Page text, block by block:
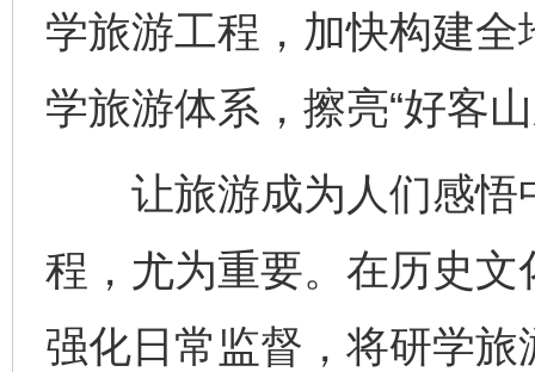
学旅游工程，加快构建
学旅游体系，擦亮“好客
让旅游成为人们感悟
程，尤为重要。在历史
强化日常监督，将研学